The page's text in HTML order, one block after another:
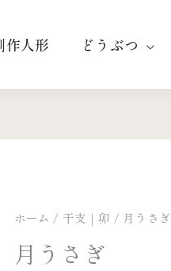
作人形 どうぶつ
ホーム / 干支｜卯 / 月うさぎ
月うさぎ